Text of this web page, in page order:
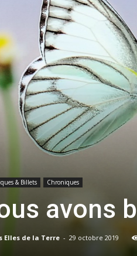
& Billets Chroniques
avons
Elles de la Terre - 29 octobre 2019